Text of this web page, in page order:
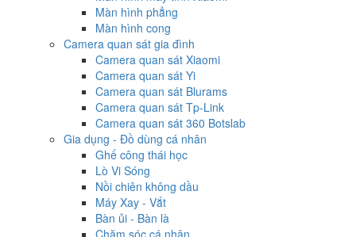
Màn hình phẳng
Màn hình cong
Camera quan sát gia đình
Camera quan sát Xiaomi
Camera quan sát Yi
Camera quan sát Blurams
Camera quan sát Tp-Link
Camera quan sát 360 Botslab
Gia dụng - Đồ dùng cá nhân
Ghế công thái học
Lò Vi Sóng
Nồi chiên không dầu
Máy Xay - Vắt
Bàn ủi - Bàn là
Chăm sóc cá nhân